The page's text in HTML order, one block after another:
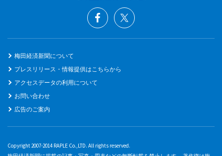
梅田経済新聞について
プレスリリース・情報提供はこちらから
アクセスデータの利用について
お問い合わせ
広告のご案内
Copyright 2007-2014 RAPLE Co.,LTD. All rights reserved.